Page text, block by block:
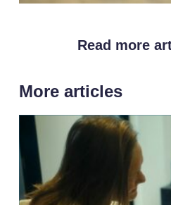
Read more
More articles